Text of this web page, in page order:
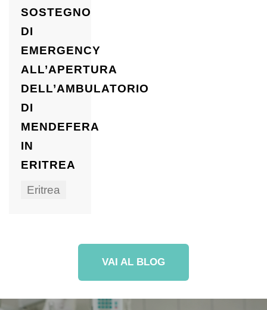
SOSTEGNO
DI
EMERGENCY
ALL’APERTURA
DELL’AMBULATORIO
DI
MENDEFERA
IN
ERITREA
Eritrea
VAI AL BLOG